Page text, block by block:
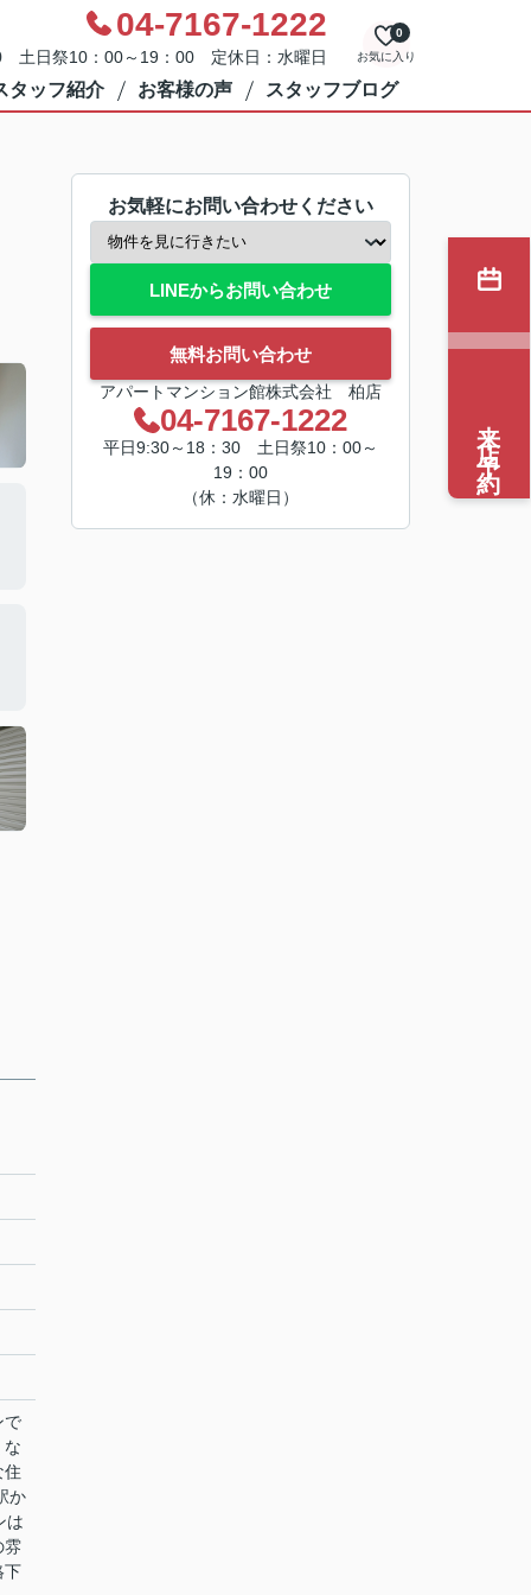
04-7167-1222
土日祭10：00～19：00 定休日：水曜日 お気に入り
0
タッフ紹介 お客様の声 スタッフブログ
で
な
住
か
は
雰
下
お気軽にお問い合わせください
LINEからお問い合わせ
無料お問い合わせ
アパートマンション館株式会社 柏店
04-7167-1222
平日9:30～18：30 土日祭10：00～
19：00
（休：水曜日）
来店予約